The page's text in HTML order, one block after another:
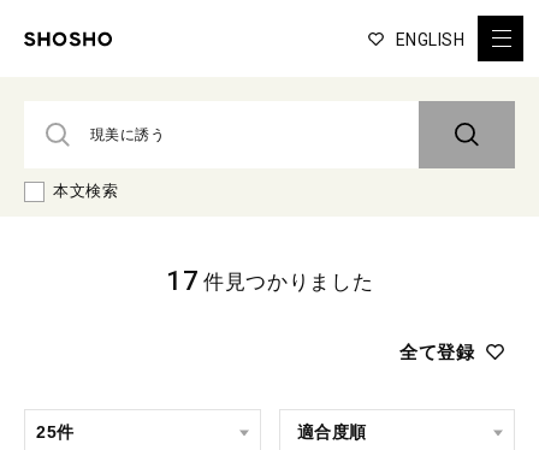
ENGLISH
本文検索
全て登録
17 件見つかりました